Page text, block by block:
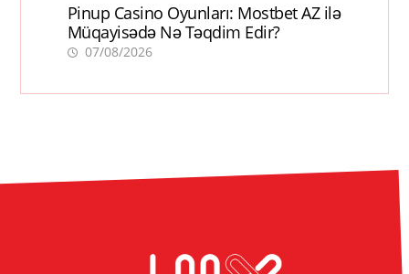
Pinup Casino Oyunları: Mostbet AZ ilə
Müqayisədə Nə Təqdim Edir?
07/08/2026